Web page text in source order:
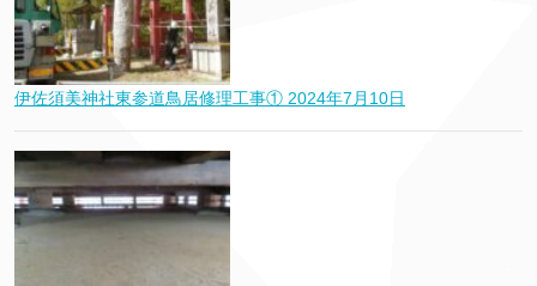
伊佐須美神社東参道鳥居修理工事① 2024年7月10日